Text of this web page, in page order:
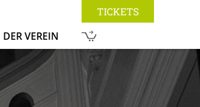
TICKETS
DER VEREIN